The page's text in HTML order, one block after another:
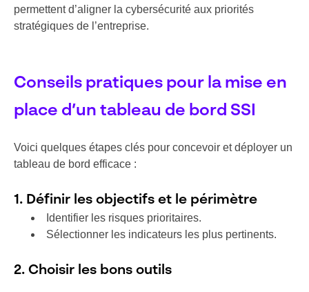
permettent d’aligner la cybersécurité aux priorités
stratégiques de l’entreprise.
Conseils pratiques pour la mise en
place d’un tableau de bord SSI
Voici quelques étapes clés pour concevoir et déployer un
tableau de bord efficace :
1. Définir les objectifs et le périmètre
Identifier les risques prioritaires.
Sélectionner les indicateurs les plus pertinents.
2. Choisir les bons outils